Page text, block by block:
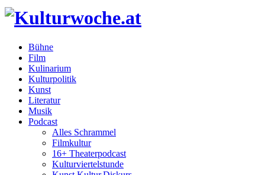
Bühne
Film
Kulinarium
Kulturpolitik
Kunst
Literatur
Musik
Podcast
Alles Schrammel
Filmkultur
16+ Theaterpodcast
Kulturviertelstunde